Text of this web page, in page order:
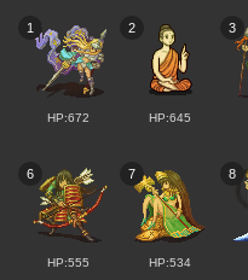
1
HP:672
2
HP:645
3
6
HP:555
7
HP:534
8